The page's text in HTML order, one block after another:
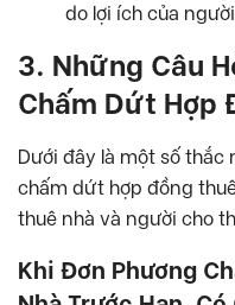
do lợi ích của
3. Những Câu
Chấm Dứt Hợp
Dưới đây là một số thắc
chấm dứt hợp đồng
thuê nhà và người cho
Khi Đơn Phương